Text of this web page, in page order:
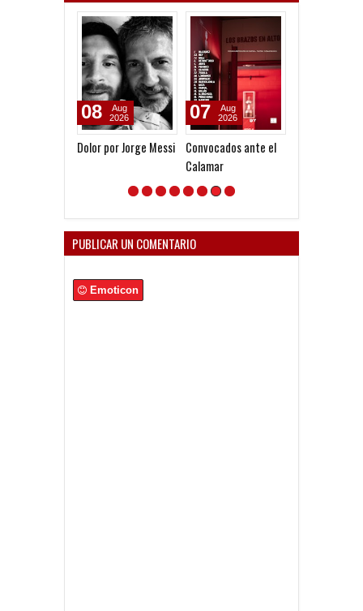
Dolor por Jorge Messi
08
Aug
2026
Convocados ante el
Calamar
07
Aug
2026
PUBLICAR UN COMENTARIO
Emoticon